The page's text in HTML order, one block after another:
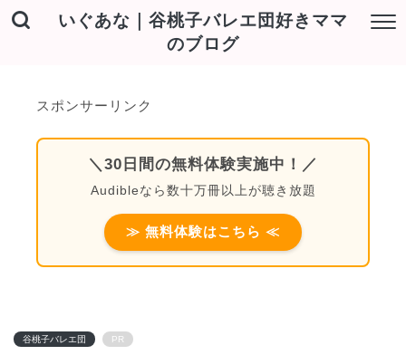
いぐあな｜谷桃子バレエ団好きママ
のブログ
スポンサーリンク
＼30日間の無料体験実施中！／
Audibleなら数十万冊以上が聴き放題
≫ 無料体験はこちら ≪
谷桃子バレエ団 PR